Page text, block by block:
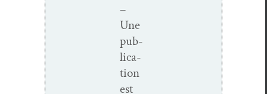
–
Une
pub­
li­ca­
tion
est